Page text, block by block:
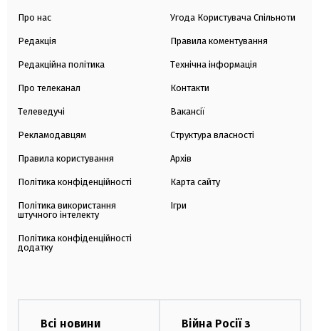
Про нас
Редакція
Редакційна політика
Про телеканал
Телеведучі
Рекламодавцям
Правила користування
Політика конфіденційності
Політика використання
штучного інтелекту
Політика конфіденційності
додатку
Угода Користувача Спільноти
Правила коментування
Технічна інформація
Контакти
Вакансії
Структура власності
Архів
Карта сайту
Ігри
Всі новини
Війна Росії з